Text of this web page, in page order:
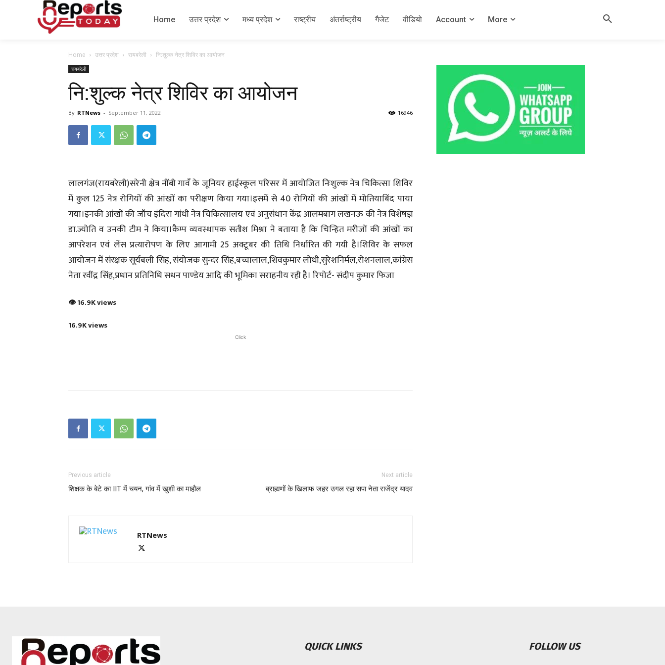
Home उत्तर प्रदेश मध्य प्रदेश राष्ट्रीय अंतर्राष्ट्रीय गैजेट वीडियो Account More
Home उत्तर प्रदेश रायबरेली नि:शुल्क नेत्र शिविर का आयोजन
रायबरेली
नि:शुल्क नेत्र शिविर का आयोजन
By RTNews - September 11, 2022 16946
लालगंज(रायबरेली)सरेनी क्षेत्र नींबी गावँ के जूनियर हाईस्कूल परिसर में आयोजित निःशुल्क नेत्र चिकित्सा शिविर
में कुल 125 नेत्र रोगियों की आंखों का परीक्षण किया गया।इसमें से 40 रोगियों की आंखों में मोतियाबिंद पाया
गया।इनकी आंखों की जाँच इंदिरा गांधी नेत्र चिकित्सालय एवं अनुसंधान केंद्र आलमबाग लखनऊ की नेत्र विशेषज्ञ
डा.ज्योति व उनकी टीम ने किया।कैम्प व्यवस्थापक सतीश मिश्रा ने बताया है कि चिन्हित मरीजों की आंखों का
आपरेशन एवं लेंस प्रत्यारोपण के लिए आगामी 25 अक्टूबर की तिथि निर्धारित की गयी है।शिविर के सफल
आयोजन में संरक्षक सूर्यबली सिंह, संयोजक सुन्दर सिंह,बच्चालाल,शिवकुमार लोधी,सुरेशनिर्मल,रोशनलाल,कांग्रेस
नेता रवींद्र सिंह,प्रधान प्रतिनिधि सधन पाण्डेय आदि की भूमिका सराहनीय रही है। रिपोर्ट- संदीप कुमार फिजा
👁 16.9K views
16.9K views
Click
Previous article
शिक्षक के बेटे का IIT में चयन, गांव में खुशी का माहौल
Next article
ब्राह्मणों के खिलाफ जहर उगल रहा सपा नेता राजेंद्र यादव
RTNews
QUICK LINKS FOLLOW US